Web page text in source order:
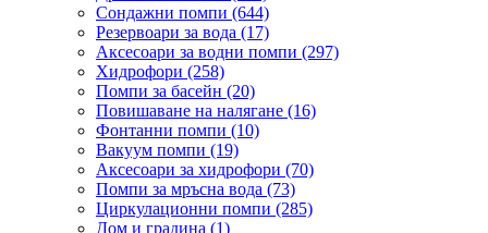
Сондажни помпи (644)
Резервоари за вода (17)
Аксесоари за водни помпи (297)
Хидрофори (258)
Помпи за басейн (20)
Повишаване на налягане (16)
Фонтанни помпи (10)
Вакуум помпи (19)
Аксесоари за хидрофори (70)
Помпи за мръсна вода (73)
Циркулационни помпи (285)
Дом и градина (1)